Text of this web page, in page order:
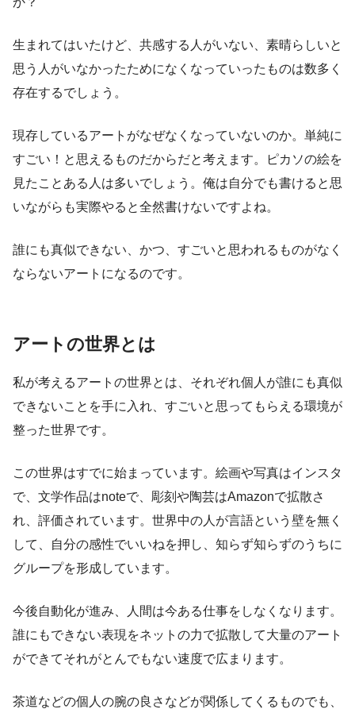
生まれてはいたけど、共感する人がいない、素晴らしいと
思う人がいなかったためになくなっていったものは数多く
存在するでしょう。
現存しているアートがなぜなくなっていないのか。単純に
すごい！と思えるものだからだと考えます。ピカソの絵を
見たことある人は多いでしょう。俺は自分でも書けると思
いながらも実際やると全然書けないですよね。
誰にも真似できない、かつ、すごいと思われるものがなく
ならないアートになるのです。
アートの世界とは
私が考えるアートの世界とは、それぞれ個人が誰にも真似
できないことを手に入れ、すごいと思ってもらえる環境が
整った世界です。
この世界はすでに始まっています。絵画や写真はインスタ
で、文学作品はnoteで、彫刻や陶芸はAmazonで拡散さ
れ、評価されています。世界中の人が言語という壁を無く
して、自分の感性でいいねを押し、知らず知らずのうちに
グループを形成しています。
今後自動化が進み、人間は今ある仕事をしなくなります。
誰にもできない表現をネットの力で拡散して大量のアート
ができてそれがとんでもない速度で広まります。
茶道などの個人の腕の良さなどが関係してくるものでも、